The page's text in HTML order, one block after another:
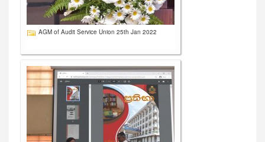
AGM of Audit Service Union 25th Jan 2022